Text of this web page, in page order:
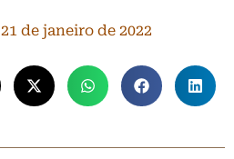
21 de janeiro de 2022